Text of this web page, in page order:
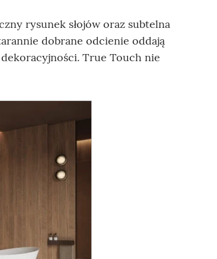
rysunek słojów oraz subtelna
dobrane odcienie oddają
True Touch nie